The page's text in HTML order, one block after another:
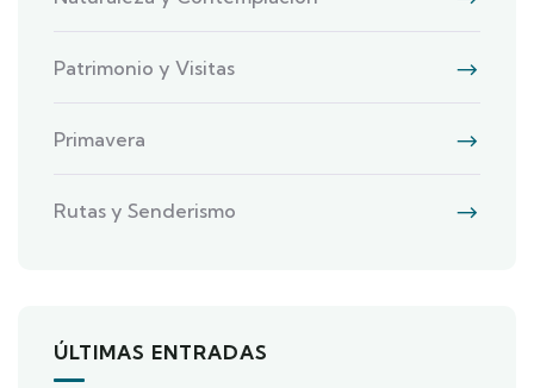
Patrimonio y Visitas
Primavera
Rutas y Senderismo
ÚLTIMAS ENTRADAS